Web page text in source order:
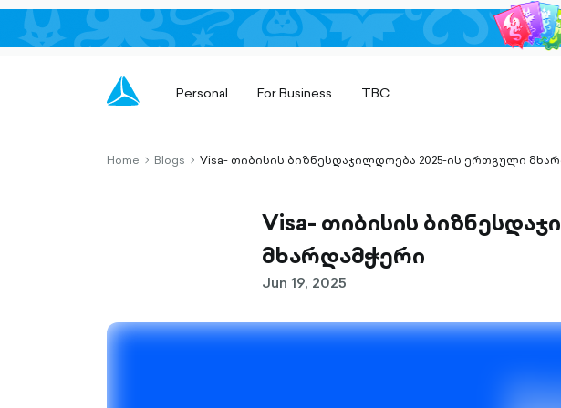
Personal For Business TBC
Home chevron-
Blogs chevron-
Visa- თიბისის ბიზნესდაჯილდოება 2025-ის ერთგული
Visa- თიბისის
მხარდამჭერი
Jun 19, 2025